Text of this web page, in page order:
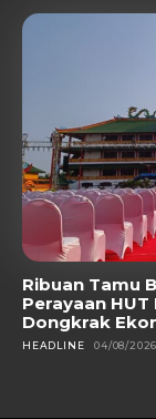
Ribuan Tamu
Perayaan
Dongkrak
HEADLINE 04/08/2026